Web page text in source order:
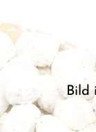
Bild